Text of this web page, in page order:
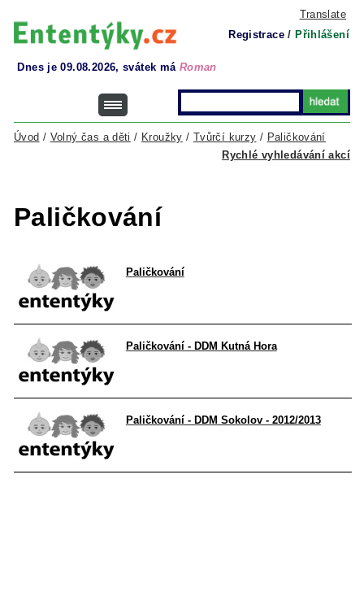
Translate
Registrace / Přihlášení
Dnes je 09.08.2026, svátek má Roman
Rychlé vyhledávání akcí
Úvod / Volný čas a děti / Kroužky / Tvůrčí kurzy / Paličkování
Paličkování
Paličkování
Paličkování - DDM Kutná Hora
Paličkování - DDM Sokolov - 2012/2013